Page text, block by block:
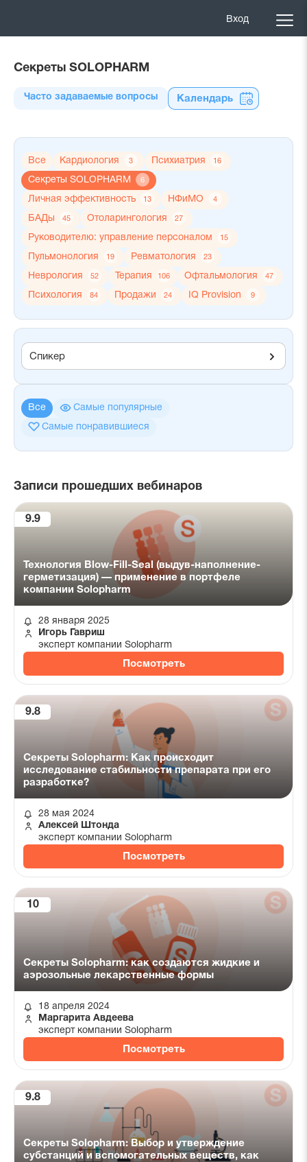
Вход
Секреты SOLOPHARM
Часто задаваемые вопросы Календарь
Все Кардиология 3 Психиатрия 16
Секреты SOLOPHARM 6
Личная эффективность 13 НФиМО 4
БАДы 45 Отоларингология 27
Руководителю: управление персоналом 15
Пульмонология 19 Ревматология 23
Неврология 52 Терапия 106 Офтальмология 47
Психология 84 Продажи 24 IQ Provision 9
Все Самые популярные
Самые понравившиеся
Спикер
Записи прошедших вебинаров
9.9
Технология Blow-Fill-Seal (выдув-наполнение-
герметизация) — применение в портфеле
компании Solopharm
28 января 2025
Игорь Гавриш
эксперт компании Solopharm
Посмотреть
9.8
Секреты Solopharm: Как происходит
исследование стабильности препарата при его
разработке?
28 мая 2024
Алексей Штонда
эксперт компании Solopharm
Посмотреть
10
Секреты Solopharm: как создаются жидкие и
аэрозольные лекарственные формы
18 апреля 2024
Маргарита Авдеева
эксперт компании Solopharm
Посмотреть
9.8
Секреты Solopharm: Выбор и утверждение
субстанций и вспомогательных веществ, как